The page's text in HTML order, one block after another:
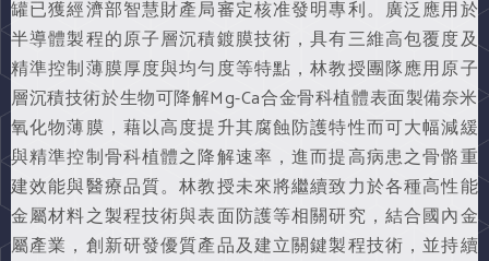
罐已獲經濟部智慧財產局審定核准發明專利。廣泛應用於
半導體製程的原子層沉積鍍膜技術，具有三維高包覆度及
精準控制薄膜厚度與均勻度等特點，林教授團隊應用原子
層沉積技術於生物可降解Mg-Ca合金骨科植體表面製備奈米
氧化物薄膜，藉以高度提升其腐蝕防護特性而可大幅減緩
與精準控制骨科植體之降解速率，進而提高病患之骨骼重
建效能與醫療品質。林教授未來將繼續致力於各種高性能
金屬材料之製程技術與表面防護等相關研究，結合國內金
屬產業，創新研發優質產品及建立關鍵製程技術，並持續